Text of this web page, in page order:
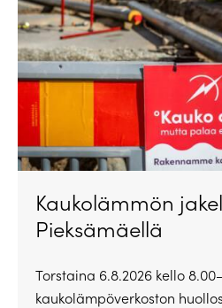
Kaukolämmön
Pieksämäellä
Torstaina 6.8.2026 kello
kaukolämpöverkoston